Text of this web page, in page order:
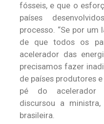
fósseis, e que o
países
processo. “Se por um
de que todos os
acelerador das
precisamos fazer
de países produtores
pé do acelerador
discursou a
brasileira.